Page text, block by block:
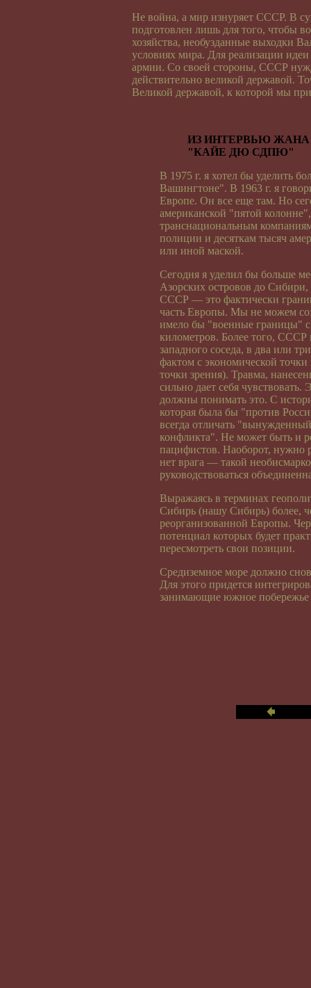
Не война, а мир изнуряет СССР. В
подготовлен лишь для того, чтобы
хозяйства, необузданные выходки
условиях мира. Для реализации
армии. Со своей стороны, СССР
действительно великой державой.
Великой державой, к которой мы
ИЗ ИНТЕРВЬЮ
"КАЙЕ ДЮ СДПЮ"
В 1975 г. я хотел бы уделить
Вашингтоне". В 1963 г. я
Европе. Он все еще там. Но
американской "пятой
транснациональным
полиции и десяткам тысяч
или иной маской.
Сегодня я уделил бы больше
Азорских островов до
СССР — это фактически
часть Европы. Мы не можем
имело бы "военные границы"
километров. Более того, СССР
западного соседа, в два или
фактом с экономической
точки зрения). Травма,
сильно дает себя
должны понимать это. С
которая была бы "против
всегда отличать
конфликта". Не может быть и
пацифистов. Наоборот, нужно
нет врага — такой
руководствоваться
Выражаясь в терминах
Сибирь (нашу Сибирь) более,
реорганизованной Европы.
потенциал которых будет
пересмотреть свои позиции.
Средиземное море должно
Для этого придется
занимающие южное побережье